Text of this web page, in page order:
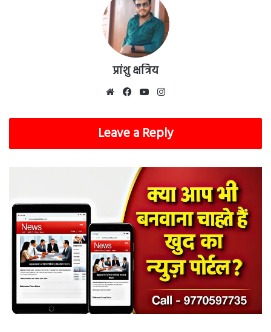
प्रांशु क्षत्रिय
WebsiteFacebookYouTube
Leave a Reply